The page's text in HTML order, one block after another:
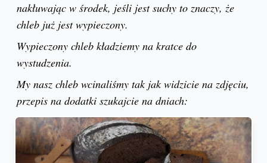
nakłuwając w środek, jeśli jest suchy to znaczy, że
chleb już jest wypieczony.
Wypieczony chleb kładziemy na kratce do
wystudzenia.
My nasz chleb wcinaliśmy tak jak widzicie na zdjęciu,
przepis na dodatki szukajcie na dniach: